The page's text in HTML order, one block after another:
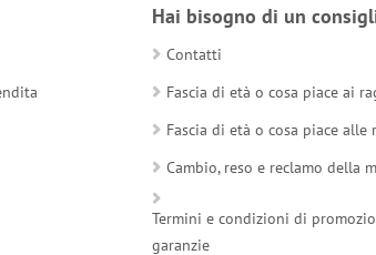
Hai bisogno di un
Contatti
Fascia di età o cosa piace ai
Fascia di età o cosa piace alle
Cambio, reso e reclamo della
Termini e condizioni di
garanzie